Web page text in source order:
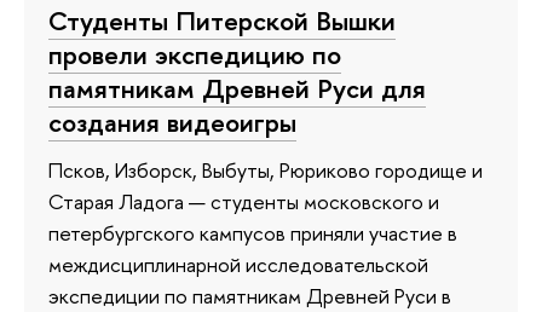
Студенты Питерской Вышки
провели экспедицию по
памятникам Древней Руси для
создания видеоигры
Псков, Изборск, Выбуты, Рюриково городище и
Старая Ладога — студенты московского и
петербургского кампусов приняли участие в
междисциплинарной исследовательской
экспедиции по памятникам Древней Руси в